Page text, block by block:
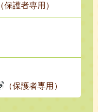
（保護者専用）
（保護者専用）